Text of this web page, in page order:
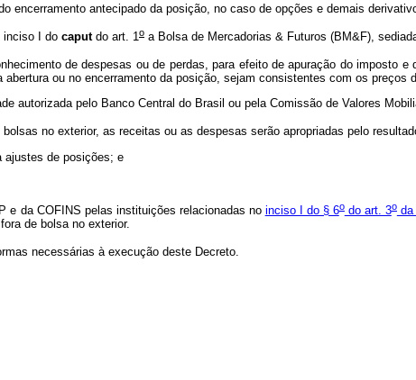
antecipado da posição, no caso de opções e demais
inciso I do caput do art. 1 o a Bolsa de Mercadorias & Futuros (BM&F),
de despesas ou de perdas, para efeito de apuração do imposto e
ou no encerramento da posição, sejam consistentes com os preços
pelo Banco Central do Brasil ou pela Comissão de Valores
no exterior, as receitas ou as despesas serão apropriadas pelo
de posições; e
da COFINS pelas instituições relacionadas no inciso I do § 6odo art. 3oda
de bolsa no exterior.
necessárias à execução deste Decreto.